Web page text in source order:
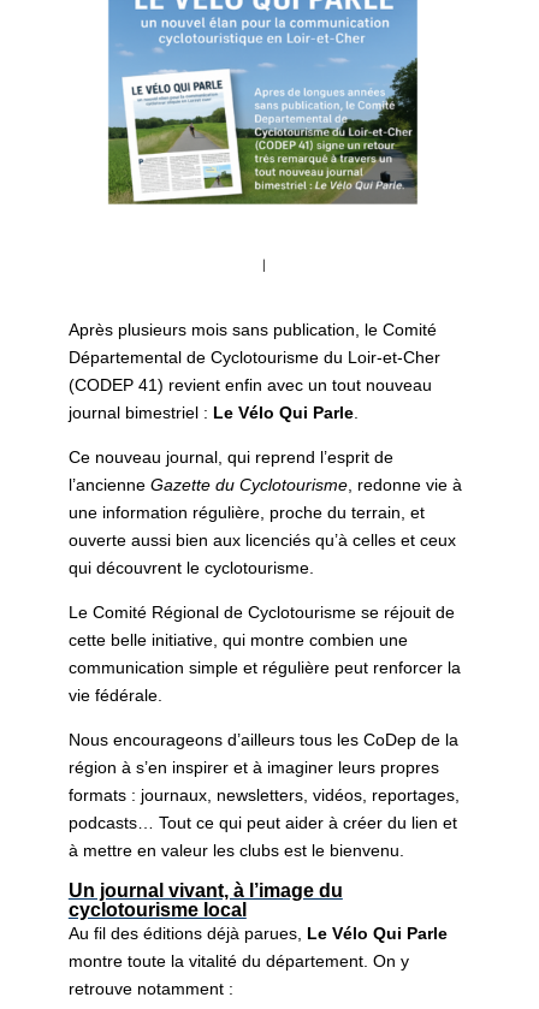
Après plusieurs mois sans publication, le Comité
Départemental de Cyclotourisme du Loir-et-Cher
(CODEP 41) revient enfin avec un tout nouveau
journal bimestriel : Le Vélo Qui Parle.
Ce nouveau journal, qui reprend l’esprit de
l’ancienne Gazette du Cyclotourisme, redonne vie à
une information régulière, proche du terrain, et
ouverte aussi bien aux licenciés qu’à celles et ceux
qui découvrent le cyclotourisme.
Le Comité Régional de Cyclotourisme se réjouit de
cette belle initiative, qui montre combien une
communication simple et régulière peut renforcer la
vie fédérale.
Nous encourageons d’ailleurs tous les CoDep de la
région à s’en inspirer et à imaginer leurs propres
formats : journaux, newsletters, vidéos, reportages,
podcasts… Tout ce qui peut aider à créer du lien et
à mettre en valeur les clubs est le bienvenu.
Un journal vivant, à l’image du
cyclotourisme local
Au fil des éditions déjà parues, Le Vélo Qui Parle
montre toute la vitalité du département. On y
retrouve notamment :